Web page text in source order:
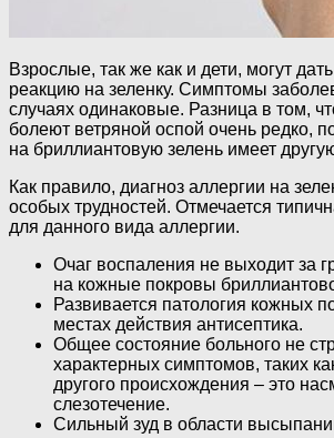
Взрослые, так же как и дети, могут
реакцию на зеленку. Симптомы
случаях одинаковые. Разница в том,
болеют ветряной оспой очень редко,
на бриллиантовую зелень имеет
Как правило, диагноз аллергии на
особых трудностей. Отмечается
для данного вида аллергии.
Очаг воспаления не выходит за
на кожные покровы
Развивается патология кожных
местах действия антисептика.
Общее состояние больного не
характерных симптомов, таких
другого происхождения – это
слезотечение.
Сильный зуд в области